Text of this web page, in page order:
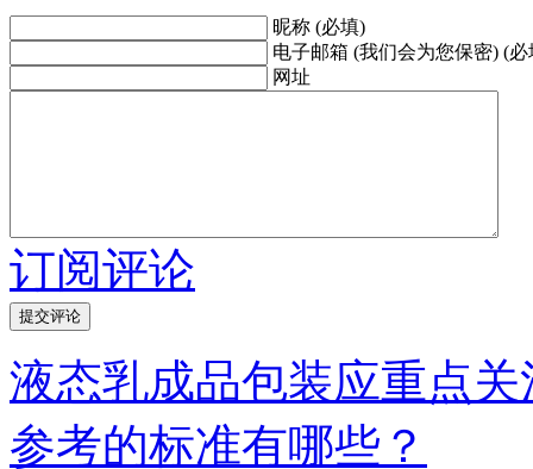
昵称 (必填)
电子邮箱 (我们会为您保密) (必
网址
订阅评论
液态乳成品包装应重点
参考的标准有哪些？